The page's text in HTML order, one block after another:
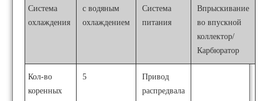
Система
охлаждения
с водяным
охлаждением
Система
питания
Впрыскивание
во впускной
коллектор/
Карбюратор
Кол-во
коренных
5
Привод
распредвала